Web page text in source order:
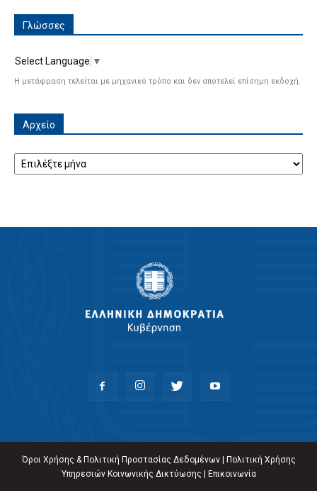
Γλώσσες
Select Language ▼
Η μετάφραση τελείται με μηχανικό τρόπο και δεν αποτελεί επίσημη εκδοχή.
Αρχείο
Αρχείο
Όροι Χρήσης & Πολιτική Προστασίας Δεδομένων| Πολιτική Χρήσης
Υπηρεσιών Κοινωνικής Δικτύωσης | Επικοινωνία